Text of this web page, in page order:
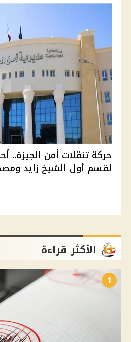
حركة تنقلات أمن الجيزة..
لقسم أول الشيخ زايد
الأكثر قراءة
1